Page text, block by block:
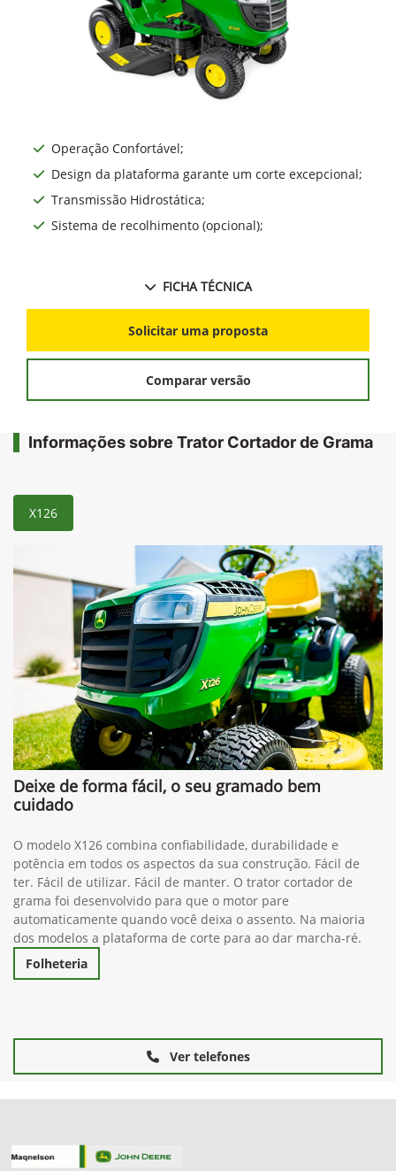
Operação Confortável;
Design da plataforma garante um corte excepcional;
Transmissão Hidrostática;
Sistema de recolhimento (opcional);
FICHA TÉCNICA
Solicitar uma proposta
Comparar versão
Informações sobre Trator Cortador de Grama
X126
Deixe de forma fácil, o seu gramado bem
cuidado
O modelo X126 combina confiabilidade, durabilidade e
potência em todos os aspectos da sua construção. Fácil de
ter. Fácil de utilizar. Fácil de manter. O trator cortador de
grama foi desenvolvido para que o motor pare
automaticamente quando você deixa o assento. Na maioria
dos modelos a plataforma de corte para ao dar marcha-ré.
Folheteria
Ver telefones